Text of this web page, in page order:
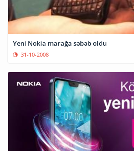
Yeni Nokia marağa səbəb oldu
31-10-2008